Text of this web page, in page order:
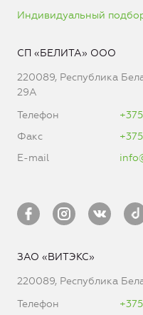
Индивидуальный
СП «БЕЛИТА» ООО
220089, Республика
29А
Телефон
Факс
E-mail
ЗАО «ВИТЭКС»
220089, Республика
Телефон